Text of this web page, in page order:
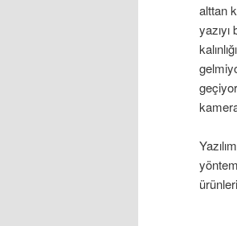
alttan